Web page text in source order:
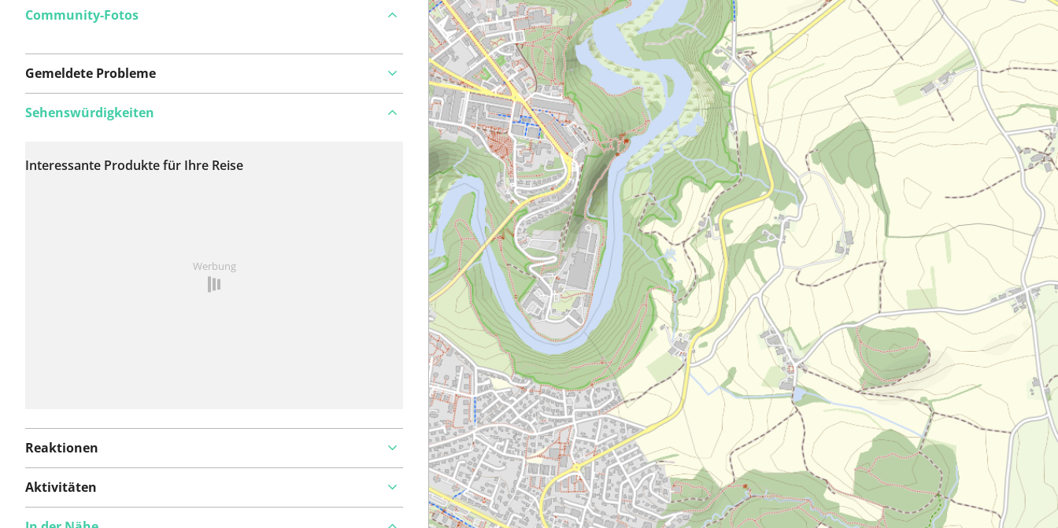
Community-Fotos
Gemeldete Probleme
wurden bisher keine
Sehenswürdigkeiten
Interessante Produkte für Ihre Reise
Werbung
Reaktionen
Aktivitäten